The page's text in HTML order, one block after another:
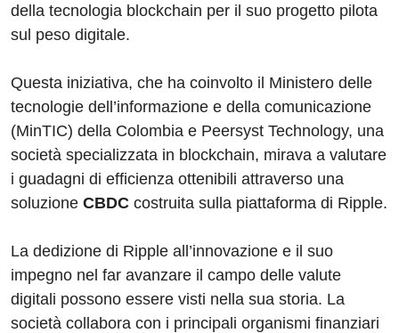
della tecnologia blockchain per il suo progetto pilota
sul peso digitale.
Questa iniziativa, che ha coinvolto il Ministero delle
tecnologie dell’informazione e della comunicazione
(MinTIC) della Colombia e Peersyst Technology, una
società specializzata in blockchain, mirava a valutare
i guadagni di efficienza ottenibili attraverso una
soluzione CBDC costruita sulla piattaforma di Ripple.
La dedizione di Ripple all’innovazione e il suo
impegno nel far avanzare il campo delle valute
digitali possono essere visti nella sua storia. La
società collabora con i principali organismi finanziari